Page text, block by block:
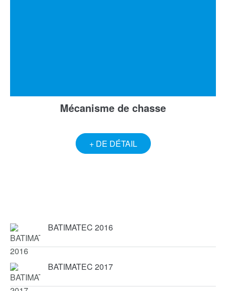
Mécanisme de chasse
+ DE DÉTAIL
BATIMATEC 2016
BATIMATEC 2017